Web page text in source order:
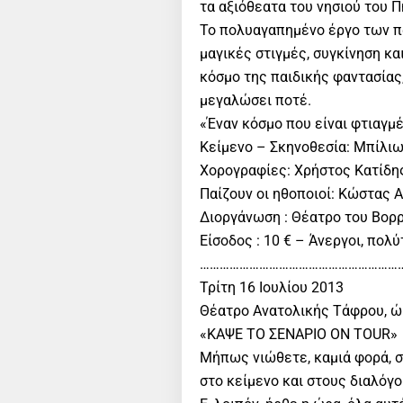
τα αξιόθεατα του νησιού του
Το πολυαγαπημένο έργο των
μαγικές στιγμές, συγκίνηση
κόσμο της παιδικής
μεγαλώσει ποτέ.
«Έναν κόσμο που είναι
Κείμενο – Σκηνοθεσία:
Χορογραφίες: Χρήστος
Παίζουν οι ηθοποιοί: Κώστας
Διοργάνωση : Θέατρο του
Είσοδος : 10 € – Άνεργοι,
Τρίτη 16 Ιουλίου 2013
Θέατρο Ανατολικής Τάφρου,
«ΚΑΨΕ ΤΟ ΣΕΝΑΡΙΟ ON TOUR»
Μήπως νιώθετε, καμιά φορά,
στο κείμενο και στους